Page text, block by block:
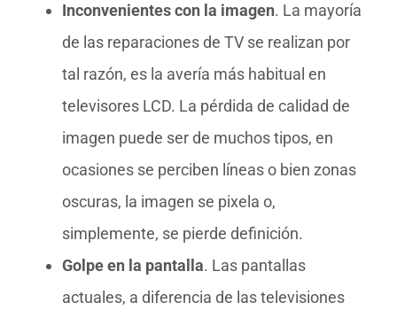
Inconvenientes con la imagen. La mayoría
de las reparaciones de TV se realizan por
tal razón, es la avería más habitual en
televisores LCD. La pérdida de calidad de
imagen puede ser de muchos tipos, en
ocasiones se perciben líneas o bien zonas
oscuras, la imagen se pixela o,
simplemente, se pierde definición.
Golpe en la pantalla. Las pantallas
actuales, a diferencia de las televisiones